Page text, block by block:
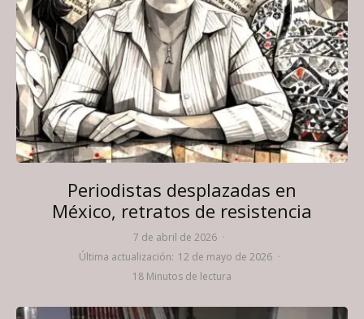
Periodistas desplazadas en
México, retratos de resistencia
7 de abril de 2026 ·
Última actualización: 12 de mayo de 2026 ·
18 Minutos de lectura